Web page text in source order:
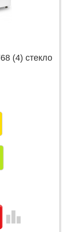
(4) стекло
leaderboard